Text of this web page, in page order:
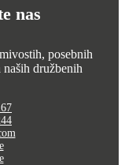
nas
posebnih
družbenih